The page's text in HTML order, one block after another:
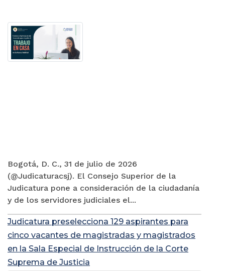
Bogotá, D. C., 31 de julio de 2026
(@Judicaturacsj). El Consejo Superior de la
Judicatura pone a consideración de la ciudadanía
y de los servidores judiciales el...
Judicatura preselecciona 129 aspirantes para
cinco vacantes de magistradas y magistrados
en la Sala Especial de Instrucción de la Corte
Suprema de Justicia